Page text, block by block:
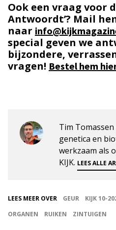
Ook een vraag voor
Antwoordt’? Mail
naar
special geven we
bijzondere,
vragen! Bestel hem
Tim
genetica en
werkzaam als
KIJK. LEES ALLE
LEES MEER OVER GEUR KIJK 10-
ORGANEN
RUIKEN ZINTUIGEN